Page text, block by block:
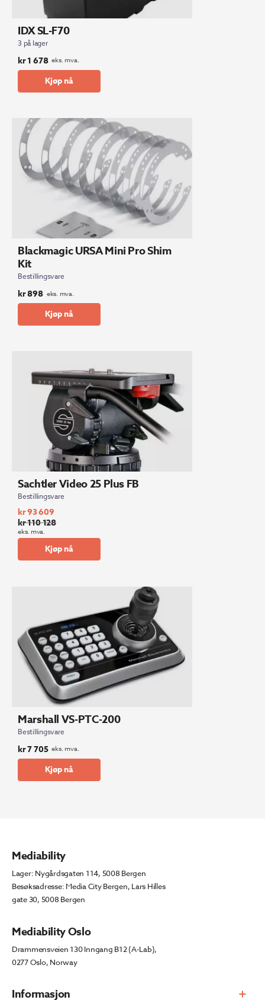
IDX SL-F70
3 på lager
kr1 678 eks. mva.
Kjøp nå
Blackmagic URSA Mini Pro Shim
Kit
Bestillingsvare
kr898 eks. mva.
Kjøp nå
Sachtler Video 25 Plus FB
Bestillingsvare
kr110 128
Opprinnelig
pris
kr93 609
Nåværende
pris
eks. mva.
Kjøp nå
Marshall VS-PTC-200
Bestillingsvare
kr7 705 eks. mva.
Kjøp nå
Informasjon
Mediability
Lager: Nygårdsgaten 114, 5008 Bergen
Besøksadresse: Media City Bergen, Lars Hilles
gate 30, 5008 Bergen
Mediability Oslo
Drammensveien 130 Inngang B12 (A-Lab),
0277 Oslo, Norway